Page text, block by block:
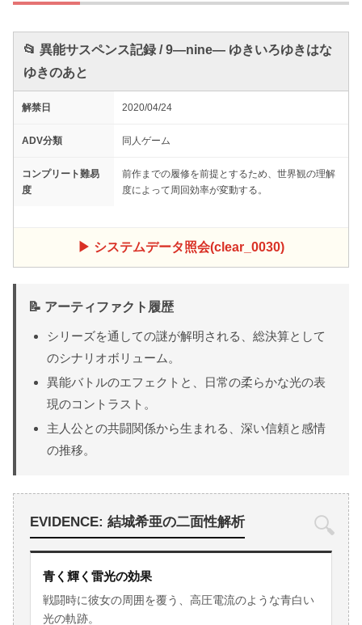
📂 異能サスペンス記録 / 9―nine― ゆきいろゆきはな
ゆきのあと
解禁日 2020/04/24
ADV分類 同人ゲーム
コンプリート難易
度
前作までの履修を前提とするため、世界観の理解
度によって周回効率が変動する。
▶ システムデータ照会(clear_0030)
📝 アーティファクト履歴
シリーズを通しての謎が解明される、総決算として
のシナリオボリューム。
異能バトルのエフェクトと、日常の柔らかな光の表
現のコントラスト。
主人公との共闘関係から生まれる、深い信頼と感情
の推移。
🔍
EVIDENCE: 結城希亜の二面性解析
青く輝く雷光の効果
戦闘時に彼女の周囲を覆う、高圧電流のような青白い
光の軌跡。